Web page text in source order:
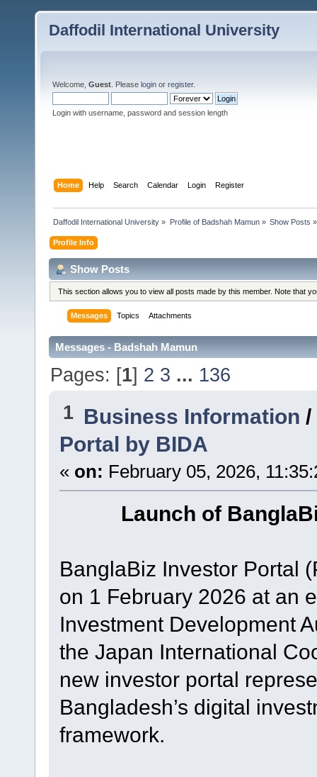
Daffodil International University
Welcome, Guest . Please login or register.
Login with username, password and session length
Home Help Search Calendar Login Register
Daffodil International University » Profile of Badshah Mamun» Show Posts »
Profile Info
Show Posts
This section allows you to view all posts made by this member. Note that
Messages Topics Attachments
Messages - Badshah Mamun
Pages: [1] 2 3 ... 136
1 Business Information /
Portal by BIDA
« on: February 05, 2026,
Launch of
BanglaBiz Investor Portal
on 1 February 2026 at an
Investment Development
the Japan International
new investor portal
Bangladesh’s digital
framework.